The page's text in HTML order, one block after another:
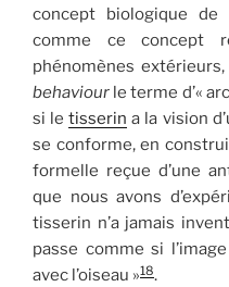
concept biologique de
comme ce concept
phénomènes
behaviour le terme d’«
si letisserin a la vision
se conforme, en
formelle reçue d’une
que nous avons
tisserin n’a jamais
passe comme si
avec l’oiseau »18.